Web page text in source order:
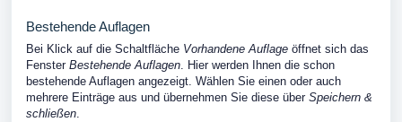
Bestehende Auflagen
Bei Klick auf die Schaltfläche Vorhandene Auflage öffnet sich das
Fenster Bestehende Auflagen. Hier werden Ihnen die schon
bestehende Auflagen angezeigt. Wählen Sie einen oder auch
mehrere Einträge aus und übernehmen Sie diese über Speichern &
schließen.